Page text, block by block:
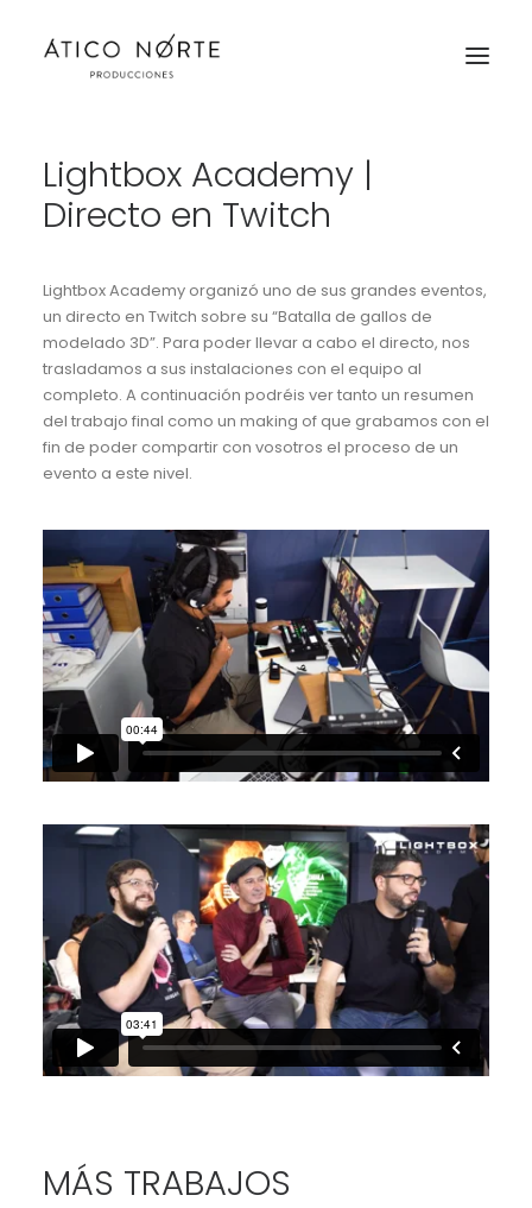
Trabajos
Equipo
Contacto
RED
Lightbox Academy |
Directo en Twitch
Lightbox Academy organizó uno de sus grandes eventos,
un directo en Twitch sobre su “Batalla de gallos de
modelado 3D”. Para poder llevar a cabo el directo, nos
trasladamos a sus instalaciones con el equipo al
completo. A continuación podréis ver tanto un resumen
del trabajo final como un making of que grabamos con el
fin de poder compartir con vosotros el proceso de un
evento a este nivel.
MÁS TRABAJOS